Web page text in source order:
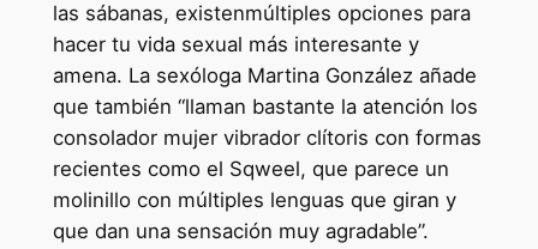
las sábanas, existenmúltiples opciones para
hacer tu vida sexual más interesante y
amena. La sexóloga Martina González añade
que también “llaman bastante la atención los
consolador mujer vibrador clítoris con formas
recientes como el Sqweel, que parece un
molinillo con múltiples lenguas que giran y
que dan una sensación muy agradable”.